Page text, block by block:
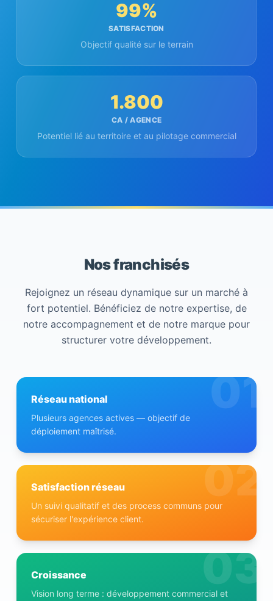
99%
SATISFACTION
Objectif qualité sur le terrain
1.800
CA / AGENCE
Potentiel lié au territoire et au pilotage commercial
Nos franchisés
Rejoignez un réseau dynamique sur un marché à
fort potentiel. Bénéficiez de notre expertise, de
notre accompagnement et de notre marque pour
structurer votre développement.
01
Réseau national
Plusieurs agences actives — objectif de
déploiement maîtrisé.
02
Satisfaction réseau
Un suivi qualitatif et des process communs pour
sécuriser l'expérience client.
03
Croissance
Vision long terme : développement commercial et